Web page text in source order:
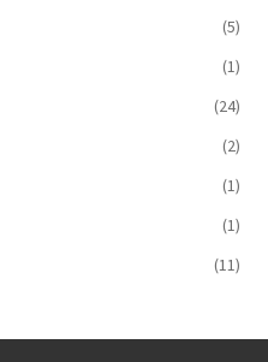
(5)
(1)
(24)
(2)
(1)
(1)
(11)